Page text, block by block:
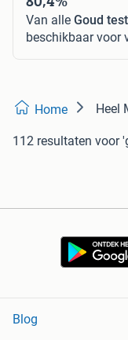
Van alle Goud
beschikbaar voor
Home Heel
112 resultaten voor
Blog